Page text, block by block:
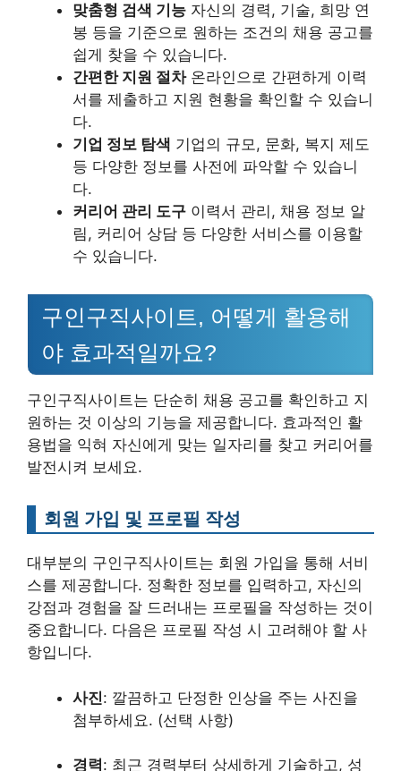
맞춤형 검색 기능 자신의 경력, 기술, 희망 연
봉 등을 기준으로 원하는 조건의 채용 공고를
쉽게 찾을 수 있습니다.
간편한 지원 절차온라인으로 간편하게 이력
서를 제출하고 지원 현황을 확인할 수 있습니
다.
기업 정보 탐색 기업의 규모, 문화, 복지 제도
등 다양한 정보를 사전에 파악할 수 있습니
다.
커리어 관리 도구 이력서 관리, 채용 정보 알
림, 커리어 상담 등 다양한 서비스를 이용할
수 있습니다.
구인구직사이트, 어떻게 활용해
야 효과적일까요?
구인구직사이트는 단순히 채용 공고를 확인하고 지
원하는 것 이상의 기능을 제공합니다. 효과적인 활
용법을 익혀 자신에게 맞는 일자리를 찾고 커리어를
발전시켜 보세요.
회원 가입 및 프로필 작성
대부분의 구인구직사이트는 회원 가입을 통해 서비
스를 제공합니다. 정확한 정보를 입력하고, 자신의
강점과 경험을 잘 드러내는 프로필을 작성하는 것이
중요합니다. 다음은 프로필 작성 시 고려해야 할 사
항입니다.
사진: 깔끔하고 단정한 인상을 주는 사진을
첨부하세요. (선택 사항)
경력: 최근 경력부터 상세하게 기술하고, 성